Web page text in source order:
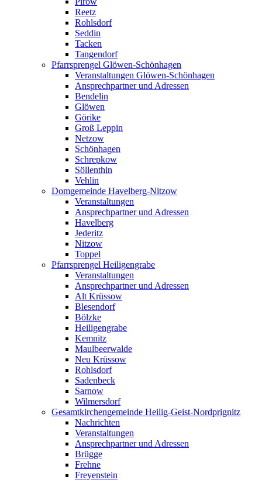
Reetz
Rohlsdorf
Seddin
Tacken
Tangendorf
Pfarrsprengel Glöwen-Schönhagen
Veranstaltungen Glöwen-Schönhagen
Ansprechpartner und Adressen
Bendelin
Glöwen
Görike
Groß Leppin
Netzow
Schönhagen
Schrepkow
Söllenthin
Vehlin
Domgemeinde Havelberg-Nitzow
Veranstaltungen
Ansprechpartner und Adressen
Havelberg
Jederitz
Nitzow
Toppel
Pfarrsprengel Heiligengrabe
Veranstaltungen
Ansprechpartner und Adressen
Alt Krüssow
Blesendorf
Bölzke
Heiligengrabe
Kemnitz
Maulbeerwalde
Neu Krüssow
Rohlsdorf
Sadenbeck
Sarnow
Wilmersdorf
Gesamtkirchengemeinde Heilig-Geist-Nordprignitz
Nachrichten
Veranstaltungen
Ansprechpartner und Adressen
Brügge
Frehne
Freyenstein